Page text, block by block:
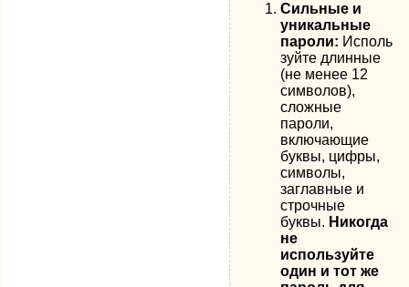
Сильные и
уникальные
пароли: Исполь
зуйте длинные
(не менее 12
символов),
сложные
пароли,
включающие
буквы, цифры,
символы,
заглавные и
строчные
буквы. Никогда
не
используйте
один и тот же